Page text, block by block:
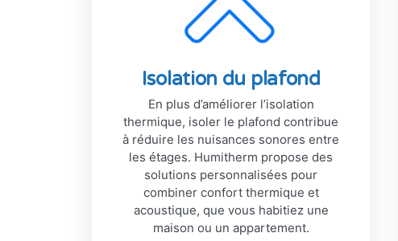
Isolation du plafond
En plus d’améliorer l’isolation
thermique, isoler le plafond contribue
à réduire les nuisances sonores entre
les étages. Humitherm propose des
solutions personnalisées pour
combiner confort thermique et
acoustique, que vous habitiez une
maison ou un appartement.